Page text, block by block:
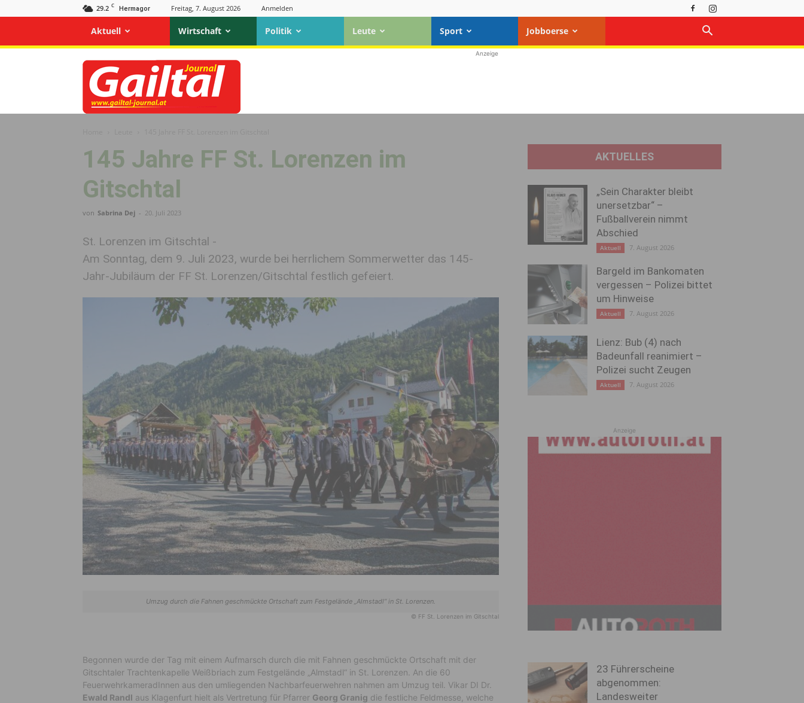
29.2 C Hermagor Freitag, 7. August 2026 Anmelden
Aktuell Wirtschaft Politik Leute Sport Jobboerse
Gailtal
Journal
Anzeige
145 Jahre FF St. Lorenzen im
Gitschtal
von Sabrina Dej - 20. Juli 2023
St. Lorenzen im Gitschtal -
Am Sonntag, dem 9. Juli 2023, wurde bei herrlichem Sommerwetter das 145-
Jahr-Jubiläum der FF St. Lorenzen/Gitschtal festlich gefeiert.
Umzug durch die Fahnen geschmückte Ortschaft zum Festgelände „Almstadl“ in St. Lorenzen.
© FF St. Lorenzen im Gitschtal
Begonnen wurde der Tag mit einem Aufmarsch durch die mit Fahnen geschmückte Ortschaft mit der
Gitschtaler Trachtenkapelle Weißbriach zum Festgelände „Almstadl“ in St. Lorenzen. An die 60
FeuerwehrkameradInnen aus den umliegenden Nachbarfeuerwehren nahmen am Umzug teil. Vikar DI Dr.
Ewald Randl aus Klagenfurt hielt als Vertretung für Pfarrer Georg Granig die festliche Feldmesse, welche
AKTUELLES
„Sein Charakter bleibt
unersetzbar“ –
Fußballverein nimmt
Abschied
Aktuell 7. August 2026
Bargeld im Bankomaten
vergessen – Polizei bittet
um Hinweise
Aktuell 7. August 2026
Lienz: Bub (4) nach
Badeunfall reanimiert –
Polizei sucht Zeugen
Aktuell 7. August 2026
Anzeige
23 Führerscheine
abgenommen:
Landesweiter